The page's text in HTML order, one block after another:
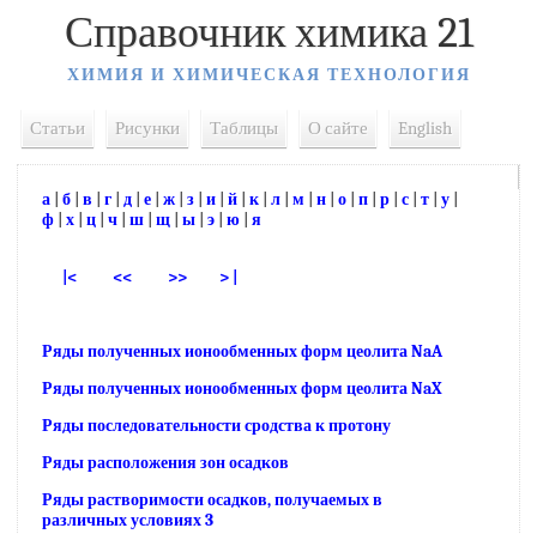
Справочник химика 21
ХИМИЯ И ХИМИЧЕСКАЯ ТЕХНОЛОГИЯ
Статьи Рисунки Таблицы О сайте English
а б в г д е ж з и й к л м н о п р с т у
ф х ц ч ш щ ы э ю я
|< << >> > |
Ряды полученных ионообменных форм цеолита NaA
Ряды полученных ионообменных форм цеолита NaX
Ряды последовательности сродства к протону
Ряды расположения зон осадков
Ряды растворимости осадков, получаемых в
различных условиях 3